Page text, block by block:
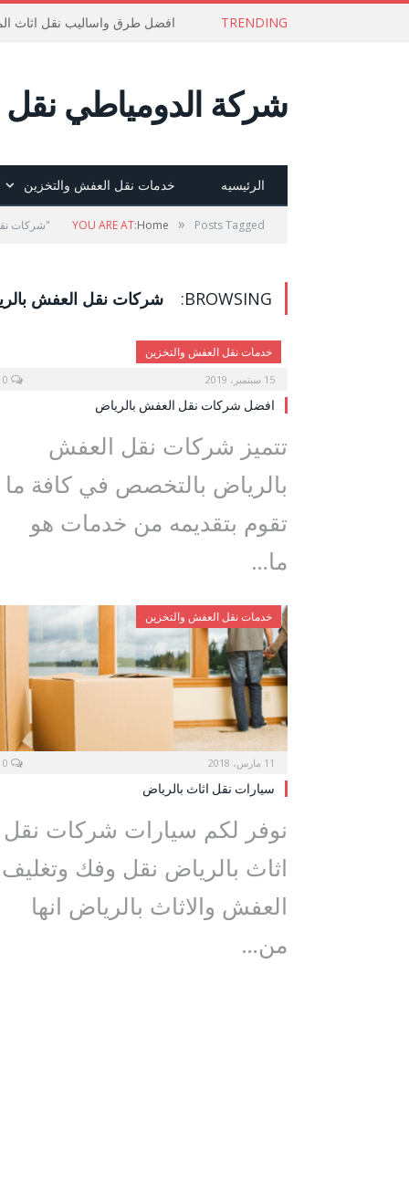
TRENDING افضل طرق واساليب نقل اثاث
شركة الدومياطي
الرئيسيه خدمات نقل العفش والتخزين
YOU ARE AT:Home » Posts Tagged "شركات نقل العفش بالرياض"
BROWSING: شركات نقل العفش
خدمات نقل العفش والتخزين
15 سبتمبر، 2019
افضل شركات نقل العفش بالرياض
تتميز شركات نقل العفش
بالرياض بالتخصص في كافة ما
تقوم بتقديمه من خدمات هو
ما…
خدمات نقل العفش والتخزين
11 مارس، 2018
سيارات نقل اثاث بالرياض
نوفر لكم سيارات شركات نقل
اثاث بالرياض نقل وفك وتغليف
العفش والاثاث بالرياض انها
من…